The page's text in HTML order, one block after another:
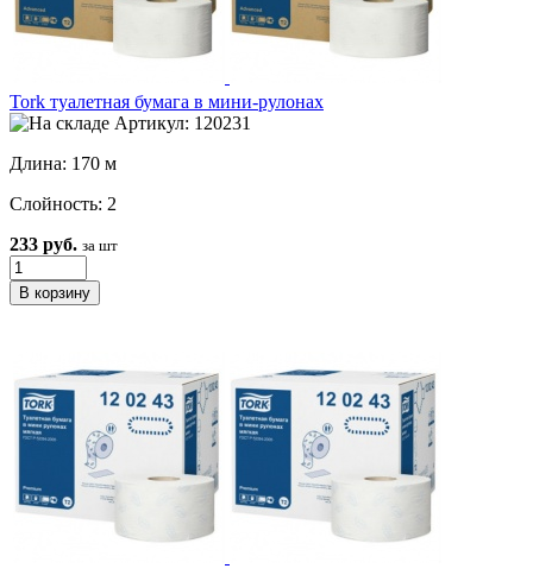
Tork туалетная бумага в мини-рулонах
Артикул: 120231
Длина: 170 м
Слойность: 2
233 руб. за шт